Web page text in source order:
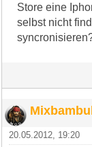
Store eine
selbst nicht
20.05.2012, 19:20